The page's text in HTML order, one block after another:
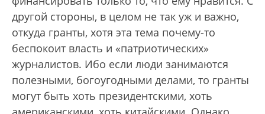
другой стороны, в целом не так уж и важно,
откуда гранты, хотя эта тема почему-то
беспокоит власть и «патриотических»
журналистов. Ибо если люди занимаются
полезными, богоугодными делами, то гранты
могут быть хоть президентскими, хоть